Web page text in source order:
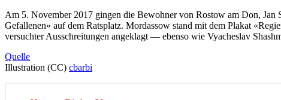
Am 5. November 2017 gingen die Bewohner von Rostow am Don,
Gefallenen» auf dem Ratsplatz. Mordassow stand mit dem Plakat
versuchter Ausschreitungen angeklagt — ebenso wie Vyacheslav
Quelle
Illustration (CC) cbarbi